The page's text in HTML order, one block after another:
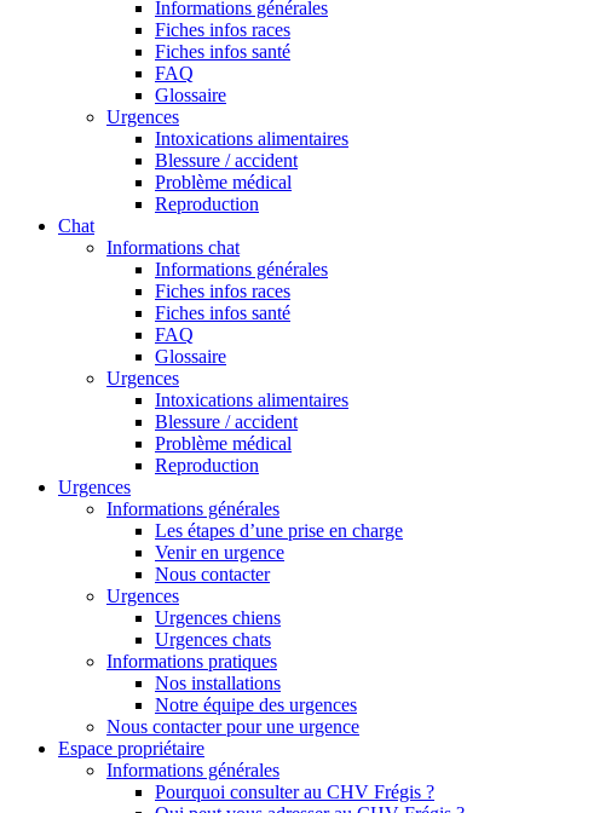
Informations générales
Fiches infos races
Fiches infos santé
FAQ
Glossaire
Urgences
Intoxications alimentaires
Blessure / accident
Problème médical
Reproduction
Chat
Informations chat
Informations générales
Fiches infos races
Fiches infos santé
FAQ
Glossaire
Urgences
Intoxications alimentaires
Blessure / accident
Problème médical
Reproduction
Urgences
Informations générales
Les étapes d’une prise en charge
Venir en urgence
Nous contacter
Urgences
Urgences chiens
Urgences chats
Informations pratiques
Nos installations
Notre équipe des urgences
Nous contacter pour une urgence
Espace propriétaire
Informations générales
Pourquoi consulter au CHV Frégis ?